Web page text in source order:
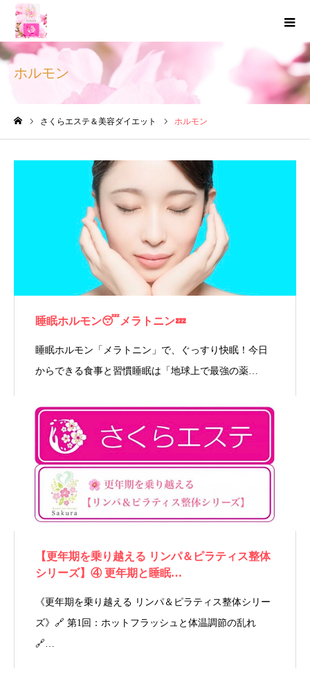
ホルモン
さくらエステ＆美容ダイエット ホルモン
睡眠ホルモン😴メラトニン💤
睡眠ホルモン「メラトニン」で、ぐっすり快眠！今日
からできる食事と習慣睡眠は「地球上で最強の薬…
【更年期を乗り越える リンパ＆ピラティス整体
シリーズ】④ 更年期と睡眠…
《更年期を乗り越える リンパ＆ピラティス整体シリー
ズ》🔗 第1回：ホットフラッシュと体温調節の乱れ
🔗…